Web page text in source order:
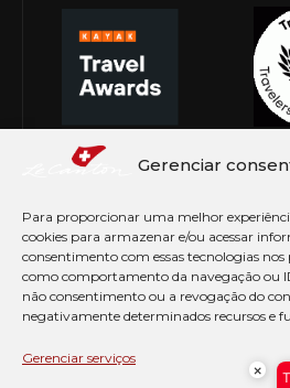
Gerenciar
Para proporcionar uma melhor
cookies para armazenar e/ou acessar
consentimento com essas tecnologias nos
como comportamento da navegação ou
não consentimento ou a revogação do
negativamente determinados recursos e
Gerenciar serviços
© Copyright 2026 Le Canton.
×